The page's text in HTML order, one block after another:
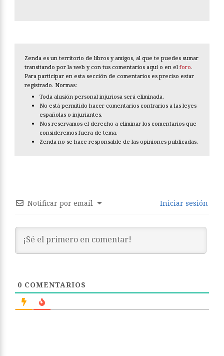
Zenda es un territorio de libros y amigos, al que te puedes sumar
transitando por la web y con tus comentarios aquí o en el foro.
Para participar en esta sección de comentarios es preciso estar
registrado. Normas:
Toda alusión personal injuriosa será eliminada.
No está permitido hacer comentarios contrarios a las leyes
españolas o injuriantes.
Nos reservamos el derecho a eliminar los comentarios que
consideremos fuera de tema.
Zenda no se hace responsable de las opiniones publicadas.
Notificar por email Iniciar sesión
0 COMENTARIOS